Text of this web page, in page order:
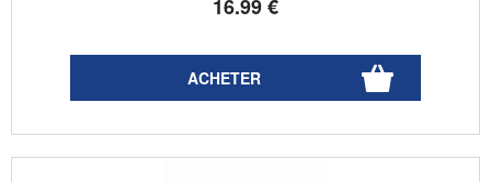
16.99€